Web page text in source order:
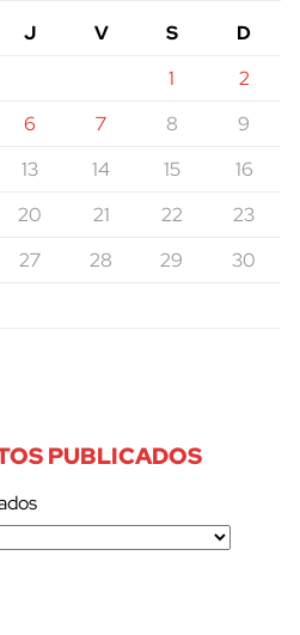
J V S
D
1
2
6 7 8
9
13 14 15
16
20 21 22
23
27 28 29
30
PUBLICADOS